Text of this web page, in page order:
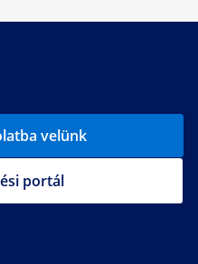
velünk
portál